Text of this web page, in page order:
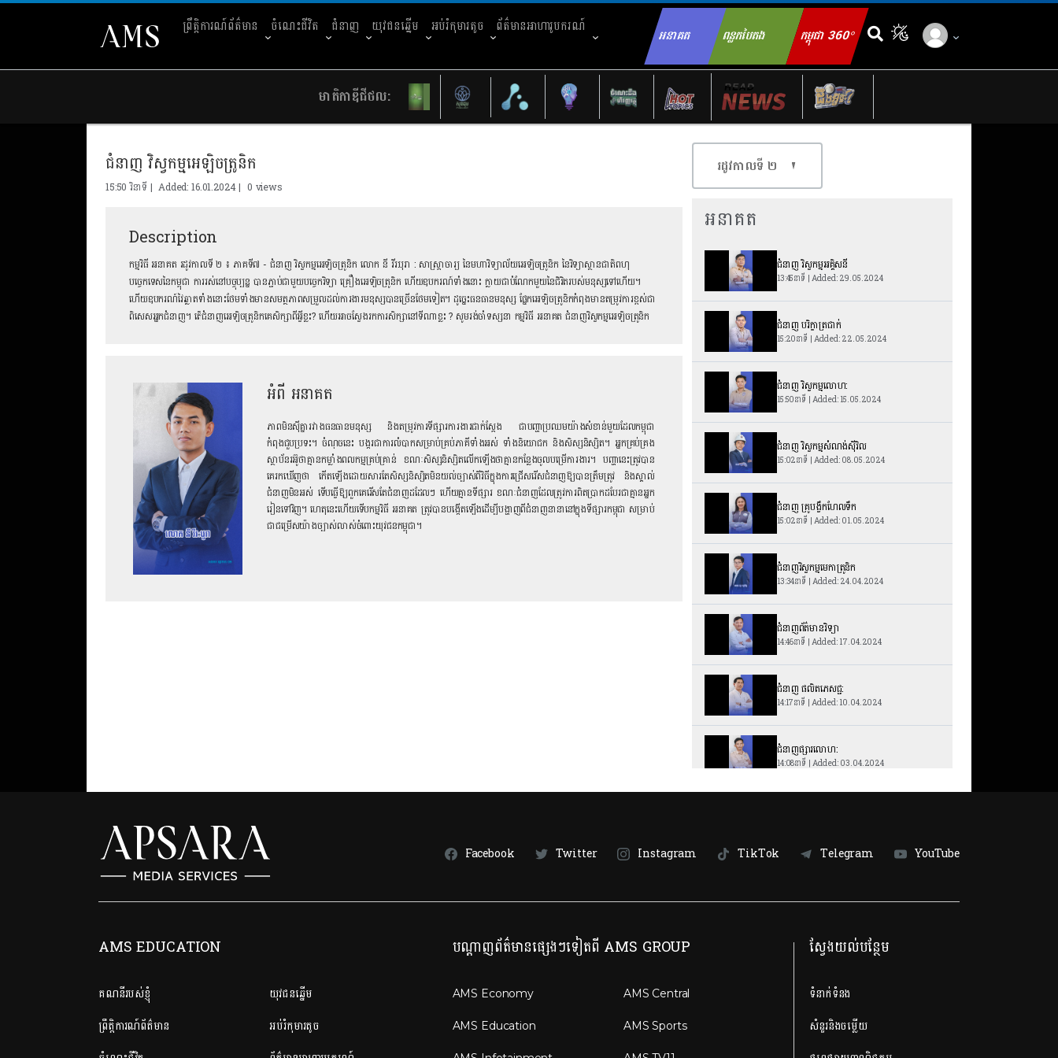
ព្រឹត្តិការណ៍ព័ត៌មាន ចំណេះជីវិត ជំនាញ យុវជនឆ្នើម អប់រំកុមារតូច ព័ត៌មានអាហារូបករណ៍ អនាគត ពន្លកបៃតង កម្ពុជា 360°
Search for:
មាតិកាឌីជីថល:
ជំនាញ វិស្វកម្មអេឡិចត្រូនិក
15:50 វិនាទី | Added: 16.01.2024 | 0 views
Description
កម្មវិធី អនាគត រដូវកាលទី ២ ៖ ភាគទី៧ - ជំនាញ វិស្វកម្មអេឡិចត្រូនិក លោក នី វីរ:បុរា : សាស្រ្ដាចារ្យ នៃមហាវិទ្យាល័យអេឡិចត្រូនិក នៃវិទ្យាស្ថានជាតិពហុ
បច្ចេកទេសនៃកម្ពុជា ការរស់នៅបច្ចុប្បន្ន បានភ្ជាប់ជាមួយបច្ចេកវិទ្យា គ្រឿងអេឡិចត្រូនិក ហើយឧបករណ៍ទាំងនោះ ក្លាយជាបំណែកមួយនៃជិវិតរបស់មនុស្សទៅហើយ។
ហើយឧបករណ៍វៃឆ្លាតទាំងនោះថែមទាំងមានសមត្ថភាពសម្រួលដល់ការងារមនុស្សបានច្រើនថែមទៀត។ ដូច្នេះធនធានមនុស្ស ផ្នែកអេឡិចត្រូនិកកំពុងមានតម្រូវការខ្ពស់ជា
ពិសេសអ្នកជំនាញ។ តើជំនាញអេឡិចត្រូនិកគេសិក្សាពីអ្វីខ្លះ? ហើយអាចស្វែងរកការសិក្សានៅទីណាខ្លះ ? សូមរង់ចាំទស្សនា កម្មវិធី អនាគត ជំនាញវិស្វកម្មអេឡិចត្រូនិក
អំពី អនាគត
ភាពមិនស៊ីគ្នារវាងធនធានមនុស្ស និងតម្រូវការទីផ្សារការងារជាក់ស្តែង ជាបញ្ហាប្រឈមយ៉ាងសំខាន់មួយដែលកម្ពុជា
កំពុងជួបប្រទះ។ ចំណុចនេះ បង្ករជាការលំបាកសម្រាប់គ្រប់ភាគីទាំងអស់ ទាំងនិយោជក និង​សិស្សនិស្សិត។ អ្នកគ្រប់គ្រង
ស្ថាប័ន​រអ៊ូថាគ្មាន​កម្លាំងពលកម្មគ្រប់គ្រាន់ ខណៈ​សិស្សនិស្សិតលើកឡើងថាគ្មានកន្លែងចូលបម្រើការងារ។ បញ្ហានេះត្រូវបាន
គេរកឃើញថា កើតឡើងដោយសារតែ​សិស្សនិស្សិតមិនយល់ច្បាស់ពីវិធីក្នុងការជ្រើសរើសជំនាញឱ្យបានត្រឹមត្រូវ និងស្គាល់
ជំនាញមិនអស់ ទើបធ្វើឱ្យពួកគេរើសតែជំនាញដដែលៗ ហើយគ្មានទីផ្សារ ខណៈជំនាញដែលត្រូវការពិតប្រាកដបែរជាគ្មានអ្នក
រៀនទៅវិញ។ ហេតុនេះហើយទើប​កម្មវិធី អនាគត ត្រូវបានបង្កើតឡើងដើម្បីបង្ហាញពីជំនាញ​នានានៅក្នុងទីផ្សារកម្ពុជា សម្រាប់
ជាជម្រើសយ៉ាងច្បាស់លាស់ចំពោះយុវជនកម្ពុជា។
រដូវកាលទី​ ២
អនាគត
ជំនាញ វិស្វកម្មអគ្គិសនី
13:45នាទី | Added: 29.05.2024
ជំនាញ បរិក្ខាត្រជាក់
15:20នាទី | Added: 22.05.2024
ជំនាញ វិស្វកម្មលោហ:
15:50នាទី | Added: 15.05.2024
ជំនាញ វិស្វកម្មសំណង់ស៊ីវិល
15:02នាទី | Added: 08.05.2024
ជំនាញ គ្រូបង្វឹកហែលទឹក
15:02នាទី | Added: 01.05.2024
ជំនាញវិស្វកម្មមេកាត្រូនិក
13:34នាទី | Added: 24.04.2024
ជំនាញព័ត៌មានវិទ្យា
14:46នាទី | Added: 17.04.2024
ជំនាញ ផលិតភេសជ្ជ:
14:17នាទី | Added: 10.04.2024
ជំនាញផ្សារលោហ:
14:08នាទី | Added: 03.04.2024
13:15នាទី | Added: 13.03.2024
ជំនាញ អក្សរសាស្រ្ដបារាំង
ជំនាញវិទ្យាសាស្រ្សអុបទិក
Facebook Twitter Instagram TikTok Telegram YouTube
AMS EDUCATION
គណនី​របស់ខ្ញុំ
ព្រឹត្តិការណ៍ព័ត៌មាន
យុវជនឆ្នើម
អប់រំកុមារតូច
បណ្តាញព័ត៌មានផ្សេងៗទៀតពី AMS GROUP
AMS Economy
AMS Education
AMS Central
AMS Sports
ស្វែងយល់បន្ថែម
ទំនាក់ទំនង
សំនួរនិងចម្លើយ